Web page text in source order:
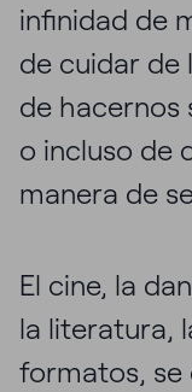
infinidad de
de cuidar de
de hacernos
o incluso de
manera de
El cine, la
la literatura,
formatos, se